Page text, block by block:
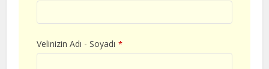
Velinizin Adı - Soyadı *